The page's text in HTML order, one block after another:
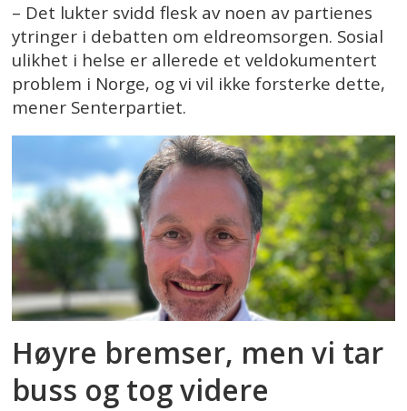
– Det lukter svidd flesk av noen av partienes
ytringer i debatten om eldreomsorgen. Sosial
ulikhet i helse er allerede et veldokumentert
problem i Norge, og vi vil ikke forsterke dette,
mener Senterpartiet.
Høyre bremser, men vi tar
buss og tog videre